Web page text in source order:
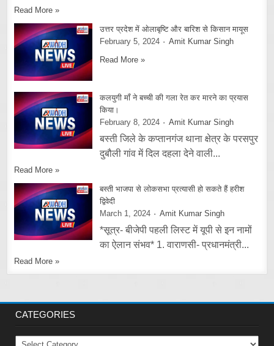
Read More »
उत्तर प्रदेश में ओलाबृष्टि और बारिश से किसान मायूस
February 5, 2024
Amit Kumar Singh
Read More »
कलयुगी माँ ने बच्ची की गला रेत कर मारने का प्रयास
किया।
February 8, 2024
Amit Kumar Singh
बस्ती जिले के कप्तानगंज थाना क्षेत्र के परसपुर
दुबौली गांव में दिल दहला देने वाली...
Read More »
बस्ती भाजपा से लोकसभा प्रत्यासी हो सकते हैं हरीश
द्विवेदी
March 1, 2024
Amit Kumar Singh
*सूत्र- बीजेपी पहली लिस्ट में यूपी से इन नामों
का ऐलान संभव* 1. वाराणसी- प्रधानमंत्री...
Read More »
CATEGORIES
Categories